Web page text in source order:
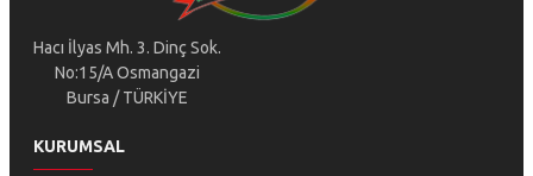
Hacı İlyas Mh. 3. Dinç Sok.
No:15/A Osmangazi
Bursa / TÜRKİYE
KURUMSAL